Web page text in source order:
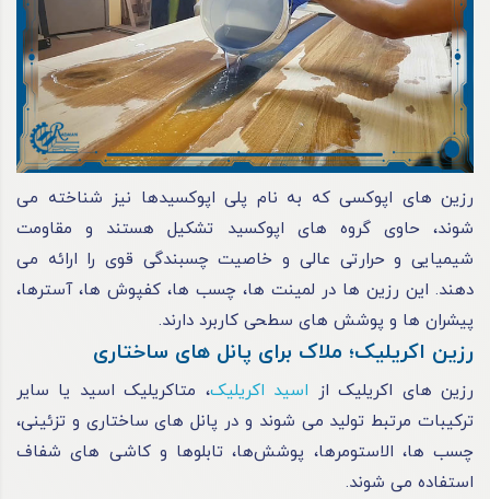
رزین‌ های اپوکسی که به نام پلی اپوکسیدها نیز شناخته می‌
شوند، حاوی گروه‌ های اپوکسید تشکیل هستند و مقاومت
شیمیایی و حرارتی عالی و خاصیت چسبندگی قوی را ارائه می‌
دهند. این رزین‌ ها در لمینت‌ ها، چسب‌ ها، کفپوش‌ ها، آسترها،
پیشران‌ ها و پوشش‌ های سطحی کاربرد دارند.
رزین اکریلیک؛ ملاک برای پانل‌ های ساختاری
رزین‌ های اکریلیک از اسید اکریلیک، متاکریلیک اسید یا سایر
ترکیبات مرتبط تولید می‌ شوند و در پانل‌ های ساختاری و تزئینی،
چسب‌ ها، الاستومرها، پوشش‌ها، تابلوها و کاشی‌ های شفاف
استفاده می‌ شوند.